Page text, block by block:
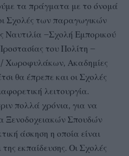
τα πράγματα με το όνομά
Σχολές των παραγωγικών
Ναυτιλία –Σχολή Εμπορικού
του Πολίτη –
Χωροφυλάκων, Ακαδημίες
θα έπρεπε και οι Σχολές
λειτουργία.
πολλά χρόνια, για να
Ξενοδοχειακών Σπουδών
άσκηση η οποία είναι
εκπαίδευσης. Οι Σχολές